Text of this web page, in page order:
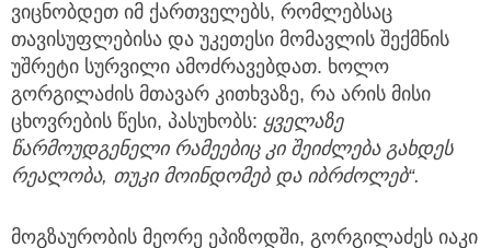
ვიცნობდეთ იმ ქართველებს, რომლებსაც
თავისუფლებისა და უკეთესი მომავლის შექმნის
უშრეტი სურვილი ამოძრავებდათ. ხოლო
გორგილაძის მთავარ კითხვაზე, რა არის მისი
ცხოვრების წესი, პასუხობს: ყველაზე
წარმოუდგენელი რამეებიც კი შეიძლება გახდეს
რეალობა, თუკი მოინდომებ და იბრძოლებ“.
მოგზაურობის მეორე ეპიზოდში, გორგილაძეს იაკი